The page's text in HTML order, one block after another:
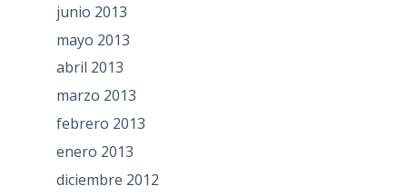
junio 2013
mayo 2013
abril 2013
marzo 2013
febrero 2013
enero 2013
diciembre 2012